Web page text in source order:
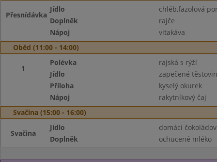
Přesnídávka
Jídlo
chléb,fazolová
Doplněk
rajče
Nápoj
vitakáva
Oběd (11:00 - 14:00)
1
Polévka
rajská s rýží
Jídlo
zapečené
Příloha
kyselý okurek
Nápoj
rakytníkový čaj
Svačina (15:00 - 16:00)
Svačina
Jídlo
domácí
Doplněk
ochucené mléko